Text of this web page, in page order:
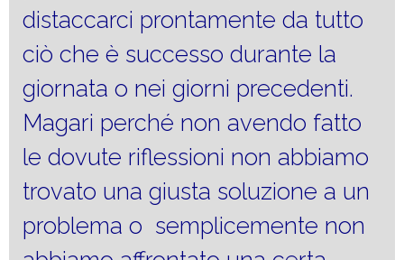
distaccarci prontamente da tutto
ciò che è successo durante la
giornata o nei giorni precedenti.
Magari perché non avendo fatto
le dovute riflessioni non abbiamo
trovato una giusta soluzione a un
problema o semplicemente non